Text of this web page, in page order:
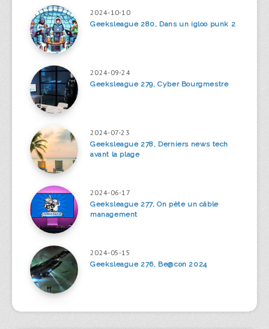
2024-10-10
Geeksleague 280, Dans un igloo punk 2
2024-09-24
Geeksleague 279, Cyber Bourgmestre
2024-07-23
Geeksleague 278, Derniers news tech
avant la plage
2024-06-17
Geeksleague 277, On pète un câble
management
2024-05-15
Geeksleague 276, Be@con 2024